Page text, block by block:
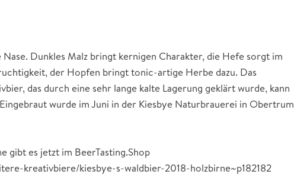
Dunkles Malz bringt kernigen Charakter, die Hefe sorgt im
der Hopfen bringt tonic-artige Herbe dazu. Das
das durch eine sehr lange kalte Lagerung geklärt wurde, kann
wurde im Juni in der Kiesbye Naturbrauerei in Obertrum
gibt es jetzt im BeerTasting.Shop
kreativbiere/kiesbye-s-waldbier-2018-holzbirne~p182182